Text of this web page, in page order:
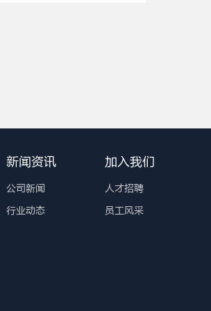
新闻资讯
公司新闻
行业动态
加入我们
人才招聘
员工风采